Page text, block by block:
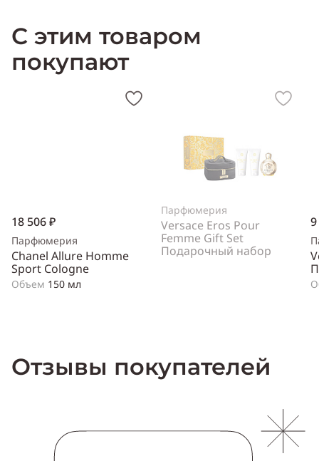
С этим товаром
покупают
18 506 ₽
Парфюмерия
Chanel Allure Homme
Sport Cologne
Объем 150 мл
Парфюмерия
Versace Eros Pour
Femme Gift Set
Подарочный набор
Отзывы покупателей